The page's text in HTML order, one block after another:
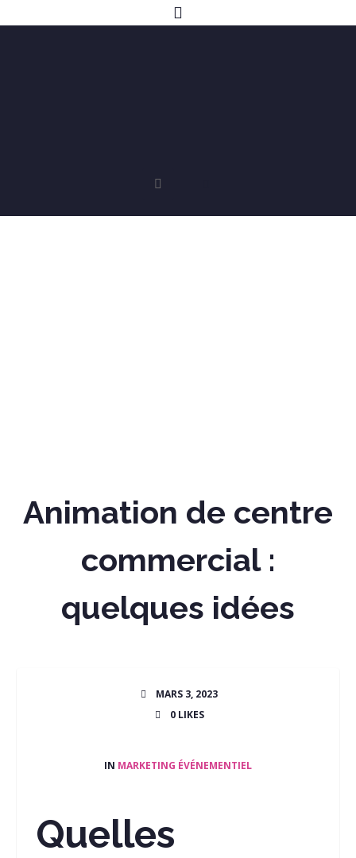
Animation de centre
commercial :
quelques idées
MARS 3, 2023
0 LIKES
IN MARKETING ÉVÉNEMENTIEL
Quelles